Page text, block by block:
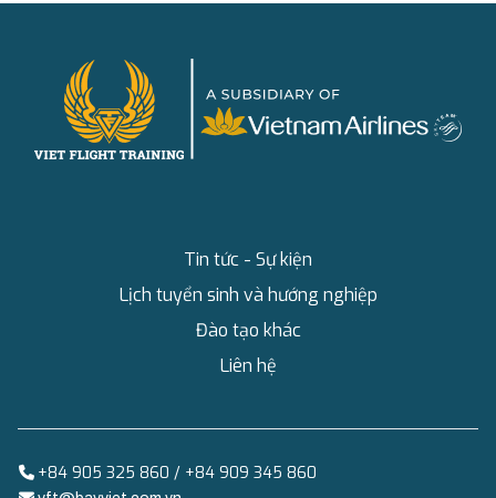
Tin tức - Sự kiện
Lịch tuyển sinh và hướng nghiệp
Đào tạo khác
Liên hệ
+84 905 325 860 / +84 909 345 860